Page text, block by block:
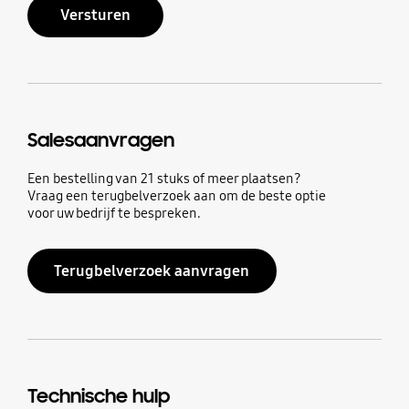
Versturen
Salesaanvragen
Een bestelling van 21 stuks of meer plaatsen?
Vraag een terugbelverzoek aan om de beste optie
voor uw bedrijf te bespreken.
Terugbelverzoek aanvragen
Technische hulp